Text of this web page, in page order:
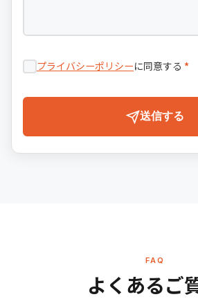
プライバシーポリシーに同意する *
送信する
FAQ
よくあるご